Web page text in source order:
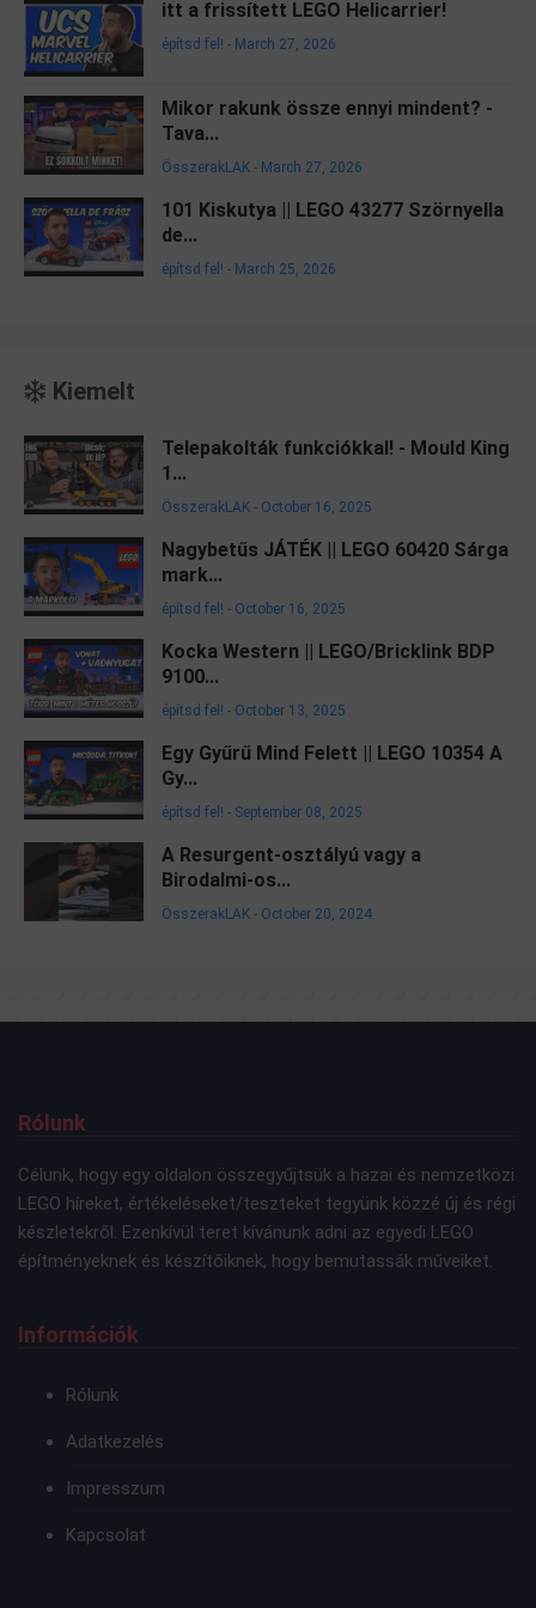
itt a frissített LEGO Helicarrier!
építsd fel! - March 27, 2026
Mikor rakunk össze ennyi mindent? -
Tava...
ÖsszerakLAK - March 27, 2026
101 Kiskutya || LEGO 43277 Szörnyella
de...
építsd fel! - March 25, 2026
Kiemelt
Telepakolták funkciókkal! - Mould King
1...
ÖsszerakLAK - October 16, 2025
Nagybetűs JÁTÉK || LEGO 60420 Sárga
mark...
építsd fel! - October 16, 2025
Kocka Western || LEGO/Bricklink BDP
9100...
építsd fel! - October 13, 2025
Egy Gyűrű Mind Felett || LEGO 10354 A
Gy...
építsd fel! - September 08, 2025
A Resurgent-osztályú vagy a
Birodalmi-os...
ÖsszerakLAK - October 20, 2024
Rólunk
Célunk, hogy egy oldalon összegyűjtsük a hazai és nemzetközi
LEGO híreket, értékeléseket/teszteket tegyünk közzé új és régi
készletekről. Ezenkívül teret kívánunk adni az egyedi LEGO
építményeknek és készítőiknek, hogy bemutassák műveiket.
Információk
Rólunk
Adatkezelés
Impresszum
Kapcsolat